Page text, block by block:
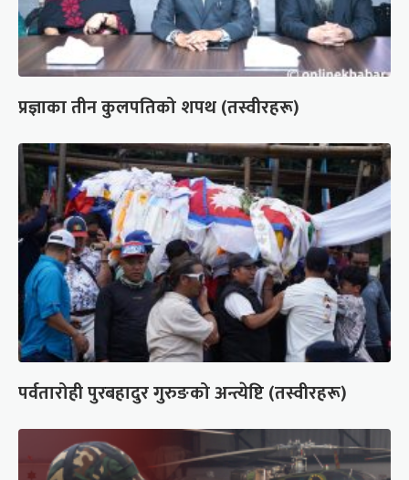
प्रज्ञाका तीन कुलपतिको शपथ (तस्वीरहरू)
पर्वतारोही पुरबहादुर गुरुङको अन्त्येष्टि (तस्वीरहरू)